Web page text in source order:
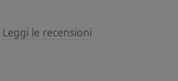
Leggi le recensioni